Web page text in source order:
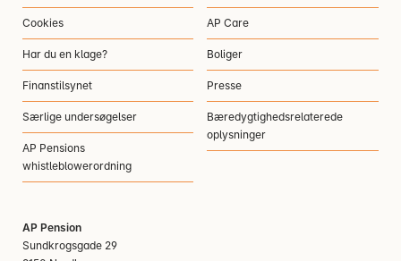
Cookies
Har du en klage?
Finanstilsynet
Særlige undersøgelser
AP Pensions
whistleblowerordning
AP Care
Boliger
Presse
Bæredygtighedsrelaterede
oplysninger
AP Pension
Sundkrogsgade 29